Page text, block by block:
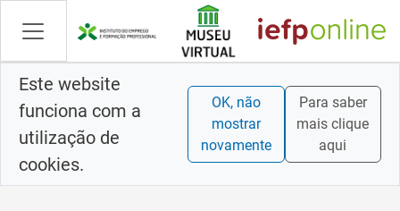
Saltar
para
conteúdo
principal
Este website
funciona com a
utilização de
cookies.
OK, não
mostrar
novamente
Para saber
mais clique
aqui